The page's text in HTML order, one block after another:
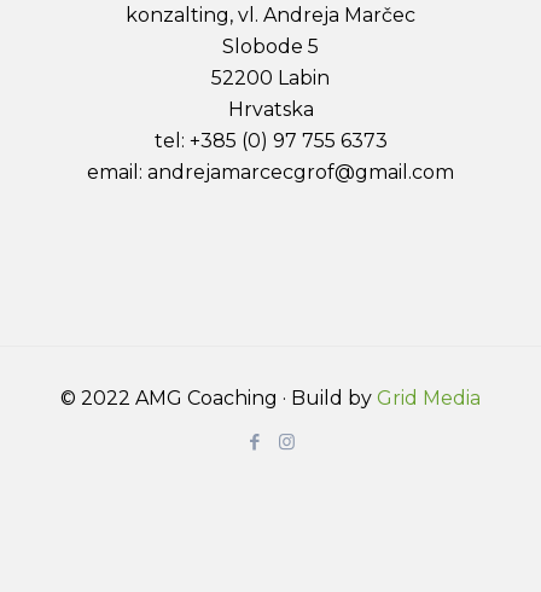
konzalting, vl. Andreja Marčec
Slobode 5
52200 Labin
Hrvatska
tel: +385 (0) 97 755 6373
email: andrejamarcecgrof@gmail.com
© 2022 AMG Coaching · Build by Grid Media